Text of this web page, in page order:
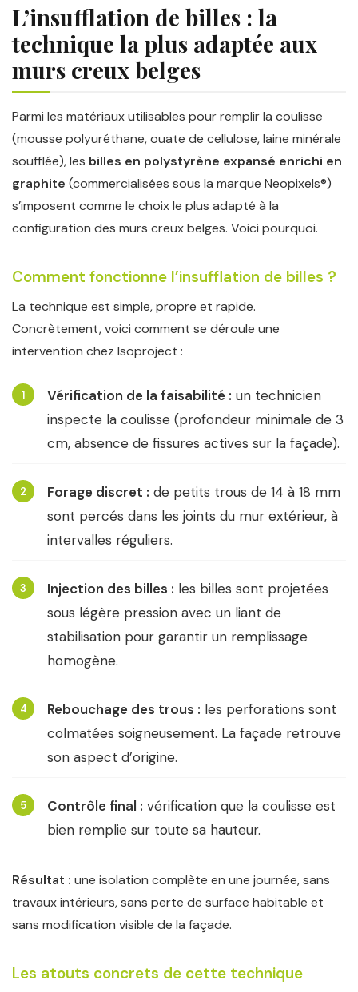
L’insufflation de billes : la
technique la plus adaptée aux
murs creux belges
Parmi les matériaux utilisables pour remplir la coulisse
(mousse polyuréthane, ouate de cellulose, laine minérale
soufflée), les billes en polystyrène expansé enrichi en
graphite (commercialisées sous la marque Neopixels®)
s’imposent comme le choix le plus adapté à la
configuration des murs creux belges. Voici pourquoi.
Comment fonctionne l’insufflation de billes ?
La technique est simple, propre et rapide.
Concrètement, voici comment se déroule une
intervention chez Isoproject :
1 Vérification de la faisabilité : un technicien
inspecte la coulisse (profondeur minimale de 3
cm, absence de fissures actives sur la façade).
2 Forage discret : de petits trous de 14 à 18 mm
sont percés dans les joints du mur extérieur, à
intervalles réguliers.
3 Injection des billes : les billes sont projetées
sous légère pression avec un liant de
stabilisation pour garantir un remplissage
homogène.
4 Rebouchage des trous : les perforations sont
colmatées soigneusement. La façade retrouve
son aspect d’origine.
5 Contrôle final : vérification que la coulisse est
bien remplie sur toute sa hauteur.
Résultat : une isolation complète en une journée, sans
travaux intérieurs, sans perte de surface habitable et
sans modification visible de la façade.
Les atouts concrets de cette technique